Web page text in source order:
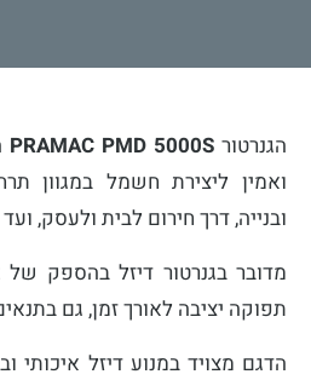
הגנרטור PRAMAC PMD 5000S
ואמין ליצירת חשמל במגוון
ובנייה, דרך חירום לבית ולעסק,
תפוקה יציבה לאורך זמן, גם
הדגם מצויד במנוע דיזל